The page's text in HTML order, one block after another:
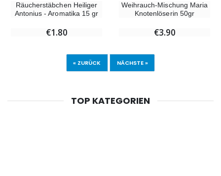
Räucherstäbchen Heiliger
Antonius - Aromatika 15 gr
€1.80
Weihrauch-Mischung Maria
Knotenlöserin 50gr
€3.90
« ZURÜCK NÄCHSTE »
TOP KATEGORIEN